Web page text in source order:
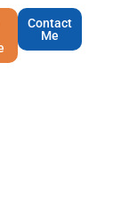
Contact
Me